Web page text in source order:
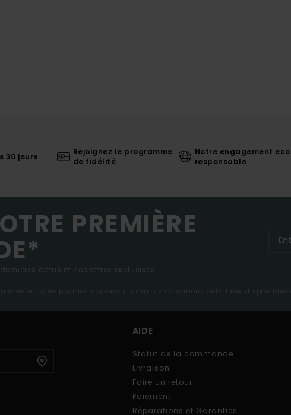
30 jours
Rejoignez le programme
de fidélité
Notre engagement
responsable
PREMIÈRE
actus et nos offres exclusives.
en ligne pour les nouveaux inscrits - Conditions détaillées disponibles
AIDE
Statut de la commande
Livraison
Faire un retour
Paiement
Réparations et Garanties